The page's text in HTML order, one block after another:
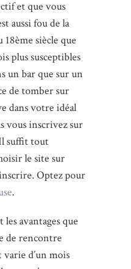
et que vous
aussi fou de la
siècle que
plus susceptibles
un bar que sur un
de tomber sur
dans votre idéal
vous inscrivez sur
suffit tout
le site sur
Optez pour
.
avantages que
de rencontre
varie d’un mois